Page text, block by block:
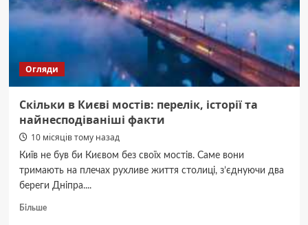
подушка
и
как
Огляди
Скільки в Києві мостів: перелік, історії та
найнесподіваніші факти
10 місяців тому назад
Київ не був би Києвом без своїх мостів. Саме вони
тримають на плечах рухливе життя столиці, з’єднуючи два
береги Дніпра....
БільшеДокладніше